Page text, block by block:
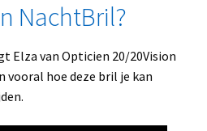
NachtBril?
Elza van Opticien 20/20Vision
vooral hoe deze bril je kan